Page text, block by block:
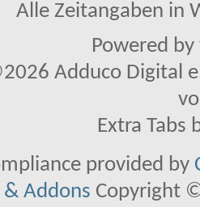
Alle Zeitangaben in
Powered by
Adduco Digital
Extra Tabs
provided by
Addons Copyright